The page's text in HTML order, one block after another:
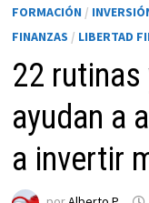
FORMACIÓN /
FINANZAS / LIBERTAD
22
ayudan a
a invertir
Necesarias
cookies no
son
opcionales.
Son
necesarias
para que
funcione la